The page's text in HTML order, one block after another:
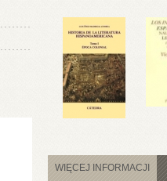
WIĘCEJ INFORMACJI